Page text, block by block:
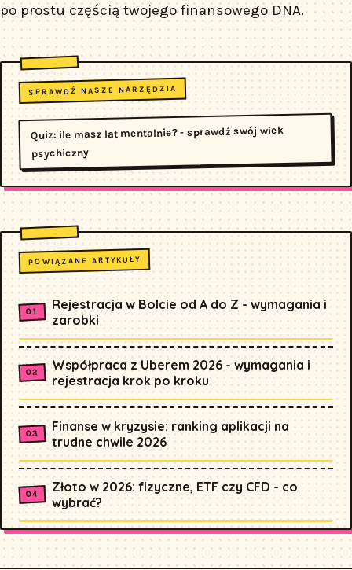
po prostu częścią twojego finansowego DNA.
SPRAWDŹ NASZE NARZĘDZIA
Quiz: ile masz lat mentalnie? - sprawdź swój wiek
psychiczny
POWIĄZANE ARTYKUŁY
Rejestracja w Bolcie od A do Z - wymagania i
zarobki
Współpraca z Uberem 2026 - wymagania i
rejestracja krok po kroku
Finanse w kryzysie: ranking aplikacji na
trudne chwile 2026
Złoto w 2026: fizyczne, ETF czy CFD - co
wybrać?